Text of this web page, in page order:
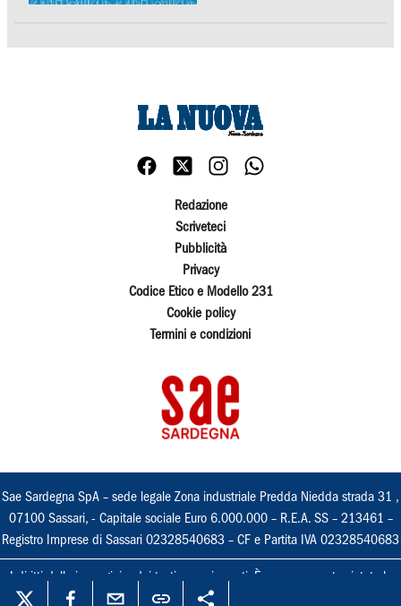
Redazione
Scriveteci
Pubblicità
Privacy
Codice Etico e Modello 231
Cookie policy
Termini e condizioni
Sae Sardegna SpA – sede legale Zona industriale Predda Niedda strada 31 ,
07100 Sassari, - Capitale sociale Euro 6.000.000 – R.E.A. SS – 213461 –
Registro Imprese di Sassari 02328540683 – CF e Partita IVA 02328540683
I diritti delle immagini e dei testi sono riservati. È espressamente vietata la
loro riproduzione con qualsiasi mezzo e l'adattamento totale o parziale.